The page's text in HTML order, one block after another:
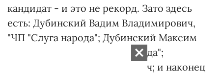
кандидат - и это не рекорд. Зато здесь
есть: Дубинский Вадим Владимирович,
"ЧП "Слуга народа"; Дубинский Максим
Николаевич, "ЧП "Слуга народа";
Дубинский Алексей Петрович; и наконец